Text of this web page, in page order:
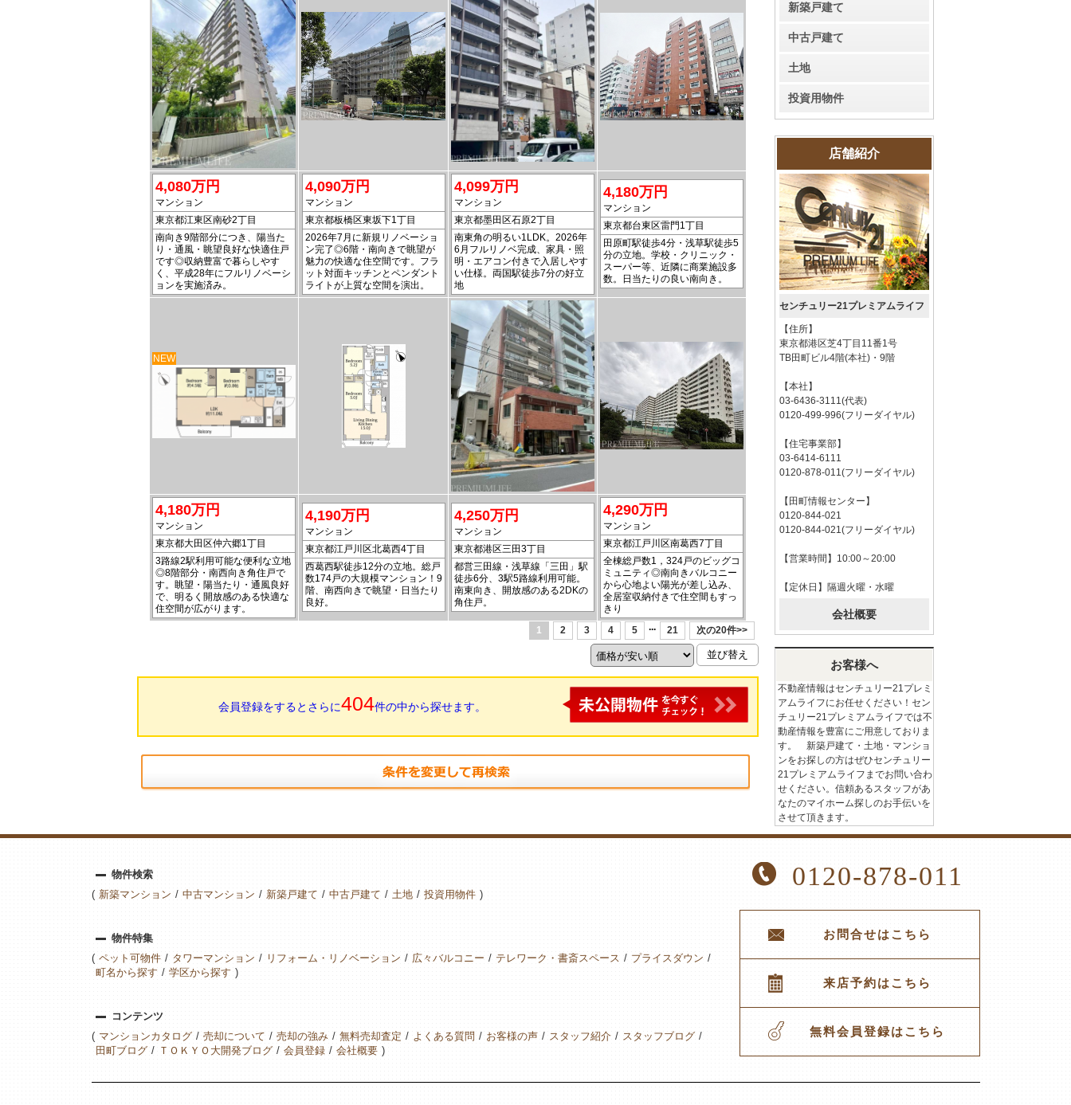
4,080万円
マンション
東京都江東区南砂2丁目
南向き9階部分につき、陽当た
り・通風・眺望良好な快適住戸
です◎収納豊富で暮らしやす
く、平成28年にフルリノベーシ
ョンを実施済み。
4,090万円
マンション
東京都板橋区東坂下1丁目
2026年7月に新規リノベーショ
ン完了◎6階・南向きで眺望が
魅力の快適な住空間です。フラ
ット対面キッチンとペンダント
ライトが上質な空間を演出。
4,099万円
マンション
東京都墨田区石原2丁目
南東角の明るい1LDK。2026年
6月フルリノベ完成、家具・照
明・エアコン付きで入居しやす
い仕様。両国駅徒歩7分の好立
地
4,180万円
マンション
東京都台東区雷門1丁目
田原町駅徒歩4分・浅草駅徒歩5
分の立地。学校・クリニック・
スーパー等、近隣に商業施設多
数。日当たりの良い南向き。
NEW
4,180万円
マンション
東京都大田区仲六郷1丁目
3路線2駅利用可能な便利な立地
◎8階部分・南西向き角住戸で
す。眺望・陽当たり・通風良好
で、明るく開放感のある快適な
住空間が広がります。
4,190万円
マンション
東京都江戸川区北葛西4丁目
西葛西駅徒歩12分の立地。総戸
数174戸の大規模マンション！9
階、南西向きで眺望・日当たり
良好。
4,250万円
マンション
東京都港区三田3丁目
都営三田線・浅草線「三田」駅
徒歩6分、3駅5路線利用可能。
南東向き、開放感のある2DKの
角住戸。
4,290万円
マンション
東京都江戸川区南葛西7丁目
全棟総戸数1，324戸のビッグコ
ミュニティ◎南向きバルコニー
から心地よい陽光が差し込み、
全居室収納付きで住空間もすっ
きり
1
2 3 4 5 ... 21 次の20件>>
会員登録をするとさらに404件の中から探せます。
新築戸建て
中古戸建て
土地
投資用物件
店舗紹介
センチュリー21プレミアムライフ
【住所】
東京都港区芝4丁目11番1号
TB田町ビル4階(本社)・9階
【本社】
03-6436-3111(代表)
0120-499-996(フリーダイヤル)
【住宅事業部】
03-6414-6111
0120-878-011(フリーダイヤル)
【田町情報センター】
0120-844-021
0120-844-021(フリーダイヤル)
【営業時間】10:00～20:00
【定休日】隔週火曜・水曜
会社概要
お客様へ
不動産情報はセンチュリー21プレミ
アムライフにお任せください！セン
チュリー21プレミアムライフでは不
動産情報を豊富にご用意しておりま
す。 新築戸建て・土地・マンショ
ンをお探しの方はぜひセンチュリー
21プレミアムライフまでお問い合わ
せください。信頼あるスタッフがあ
なたのマイホーム探しのお手伝いを
させて頂きます。
物件検索
新築マンション
中古マンション 新築戸建て 中古戸建て 土地 投資用物件
物件特集
ペット可物件
タワーマンション リフォーム・リノベーション 広々バルコニー テレワーク・書斎スペース
プライスダウン
町名から探す
学区から探す
コンテンツ
マンションカタログ
売却について 売却の強み 無料売却査定 よくある質問 お客様の声 スタッフ紹介
スタッフブログ
田町ブログ
ＴＯＫＹＯ大開発ブログ 会員登録 会社概要
0120-878-011
お問合せはこちら
来店予約はこちら
無料会員登録はこちら